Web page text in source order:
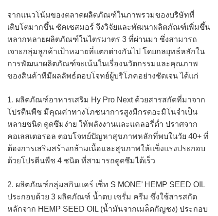
จากแนวโน้มของตลาดผลิตภัณฑ์ในภาพรวมของบริษัทที่
เติบโตมากขึ้น ซัคเซสมอร์ จึงวิจัยและพัฒนาผลิตภัณฑ์เพิ่มขึ้น
หลากหลายผลิตภัณฑ์ในไตรมาตร 3 ที่ผ่านมา ซึ่งสามารถ
เจาะกลุ่มลูกค้าเป้าหมายที่แตกต่างกันไป โดยกลยุทธ์หลักใน
การพัฒนาผลิตภัณฑ์จะเน้นในเรื่องนวัตกรรมและคุณภาพ
ของสินค้าทีมีผลลัพธ์ตอบโจทย์ผู้บริโภคอย่างชัดเจน ได้แก่
1. ผลิตภัณฑ์อาหารเสริม Hy Pro Next ด้วยสารสกัดที่มาจาก
โปรตีนพืช มีคุณค่าทางโภชนาการสูงมีกรดอะมิโนจําเป็น
หลายชนิด ดูดซึมง่าย ให้พลังงานและแคลอรี่ต่ำ ปราศจาก
คอเลสเตอรอล ตอบโจทย์ปัญหาสุขภาพหลักที่พบในวัย 40+ ที่
ต้องการเสริมสร้างกล้ามเนื้อและสุขภาพให้แข็งแรงประกอบ
ด้วยโปรตีนพืช 4 ชนิด ที่สามารถดูดซึมได้เร็ว
2. ผลิตภัณฑ์กลุ่มสกินแคร์ เซ็ท S MONE’ HEMP SEED OIL
ประกอบด้วย 3 ผลิตภัณฑ์ น้ำตบ เซรั่ม ครีม ซึ่งใช้สารสกัด
หลักจาก HEMP SEED OIL (น้ำมันจากเมล็ดกัญชง) ประกอบ